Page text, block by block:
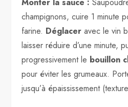
Monter la sauce :
champignons, cuire 1 minute
farine. Déglacer avec le vin
laisser réduire d’une minute,
progressivement le bouillon
pour éviter les grumeaux.
jusqu’à épaississement